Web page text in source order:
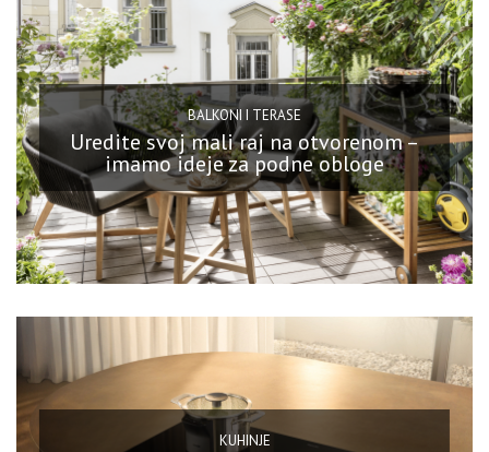
BALKONI I TERASE
Uredite svoj mali raj na otvorenom –
imamo ideje za podne obloge
KUHINJE